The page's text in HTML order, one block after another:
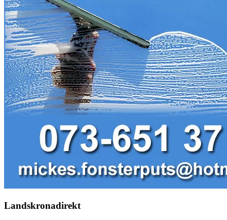
Landskronadirekt